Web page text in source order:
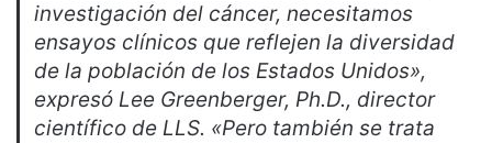
investigación del cáncer, necesitamos
ensayos clínicos que reflejen la diversidad
de la población de los Estados Unidos»,
expresó Lee Greenberger, Ph.D., director
científico de LLS. «Pero también se trata